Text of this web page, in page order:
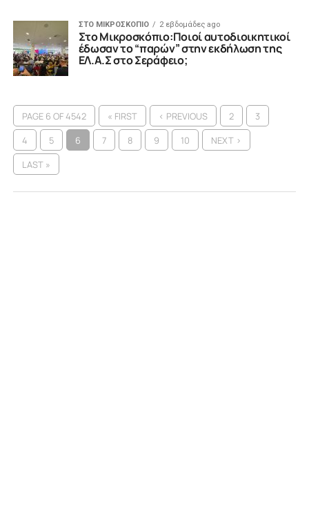
ΣΤΟ ΜΙΚΡΟΣΚΟΠΙΟ 2 εβδομάδες ago
Στο Μικροσκόπιο:Ποιοί αυτοδιοικητικοί
έδωσαν το “παρών” στην εκδήλωση της
ΕΛ.Α.Σ στο Σεράφειο;
PAGE 6 OF 4542 « FIRST ‹ PREVIOUS 2
3
4
5 6 7 8 9 10
NEXT ›
LAST »